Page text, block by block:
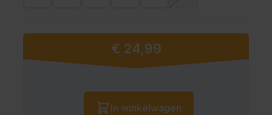
Vanaf:
€ 24,99
Aantal
In winkelwagen